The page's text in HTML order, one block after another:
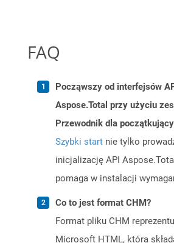
FAQ
Począwszy od interfejsów
Aspose.Total przy użyciu
Przewodnik dla
Szybki start nie tylko
inicjalizację API
pomaga w instalacji
Co to jest format CHM?
Format pliku CHM
Microsoft HTML, która